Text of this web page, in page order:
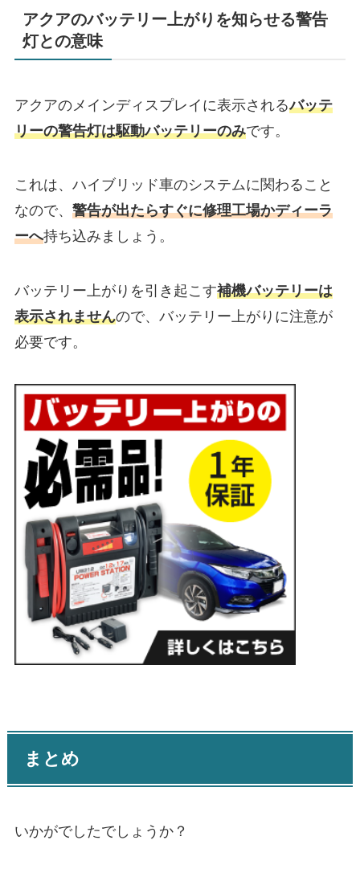
アクアのバッテリー上がりを知らせる警告
灯との意味
アクアのメインディスプレイに表示されるバッテ
リーの警告灯は駆動バッテリーのみです。
これは、ハイブリッド車のシステムに関わること
なので、 警告が出たらすぐに修理工場かディーラ
ーへ持ち込みましょう。
バッテリー上がりを引き起こす補機バッテリーは
表示されませんので、バッテリー上がりに注意が
必要です。
まとめ
いかがでしたでしょうか？